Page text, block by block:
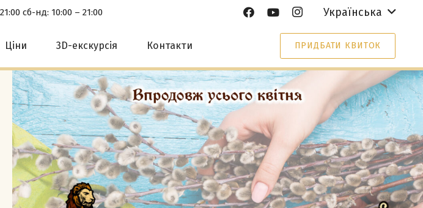
сб-нд: 10:00 – 21:00 Українська
Ціни 3D-екскурсія Контакти ПРИДБАТИ КВИТОК